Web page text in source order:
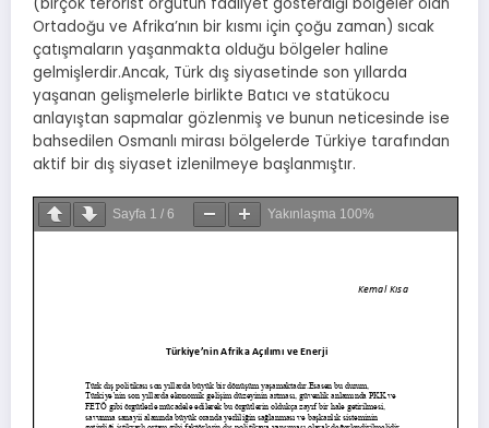
Ortadoğu ve Afrika’nın bir kısmı için çoğu zaman) sıcak
çatışmaların yaşanmakta olduğu bölgeler haline
gelmişlerdir.Ancak, Türk dış siyasetinde son yıllarda
yaşanan gelişmelerle birlikte Batıcı ve statükocu
anlayıştan sapmalar gözlenmiş ve bunun neticesinde ise
bahsedilen Osmanlı mirası bölgelerde Türkiye tarafından
aktif bir dış siyaset izlenilmeye başlanmıştır.
Sayfa 1 / 6 Yakınlaşma 100%